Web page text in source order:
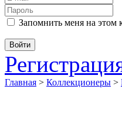
Запомнить меня на этом
Главная > Коллекционеры >